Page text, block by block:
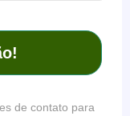
de contato para